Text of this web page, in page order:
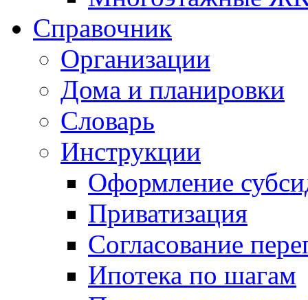
Справочник
Организации
Дома и планировки
Словарь
Инструкции
Оформление
Приватизация
Согласование
Ипотека по шагам